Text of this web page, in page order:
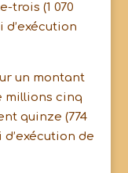
trois (1 070
d’exécution
un montant
millions cinq
quinze (774
d’exécution de